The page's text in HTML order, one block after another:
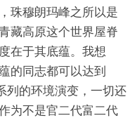
珠穆朗玛峰之所以是
藏高原这个世界屋脊
在于其底蕴。我想
的同志都可以达到
列的环境演变，一切还
为不是官二代富二代